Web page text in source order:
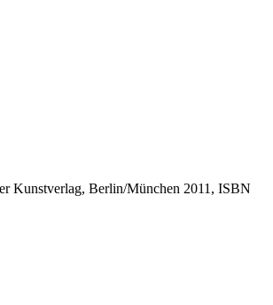
Kunstverlag, Berlin/München 2011, ISBN